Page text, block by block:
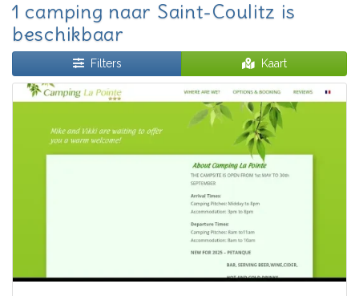
1 camping naar Saint-Coulitz is
beschikbaar
Filters Kaart